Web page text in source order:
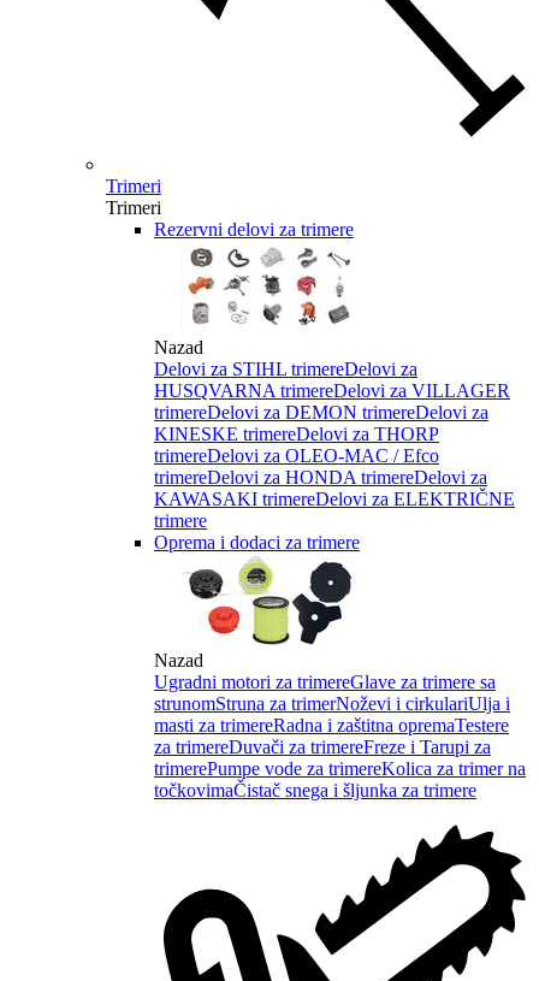
Trimeri
Trimeri
Rezervni delovi za trimere
Nazad
Delovi za STIHL trimereDelovi za
HUSQVARNA trimereDelovi za VILLAGER
trimereDelovi za DEMON trimereDelovi za
KINESKE trimereDelovi za THORP
trimereDelovi za OLEO-MAC / Efco
trimereDelovi za HONDA trimereDelovi za
KAWASAKI trimereDelovi za ELEKTRIČNE
trimere
Oprema i dodaci za trimere
Nazad
Ugradni motori za trimereGlave za trimere sa
strunomStruna za trimerNoževi i cirkulariUlja i
masti za trimereRadna i zaštitna opremaTestere
za trimereDuvači za trimereFreze i Tarupi za
trimerePumpe vode za trimereKolica za trimer na
točkovimaČistač snega i šljunka za trimere